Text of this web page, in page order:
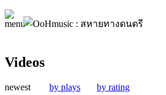
Videos
newest by plays
by rating